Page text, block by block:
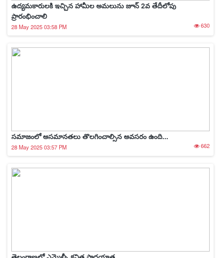
ఉద్యమకారులకి ఇచ్చిన హామీల అమలును జూన్ 2వ తేదీలోపు
ప్రారంభించాలి
28 May 2025 03:58 PM 630
సమాజంలో అసమానతలు తొలగించాల్సిన అవసరం ఉంది...
28 May 2025 03:57 PM 662